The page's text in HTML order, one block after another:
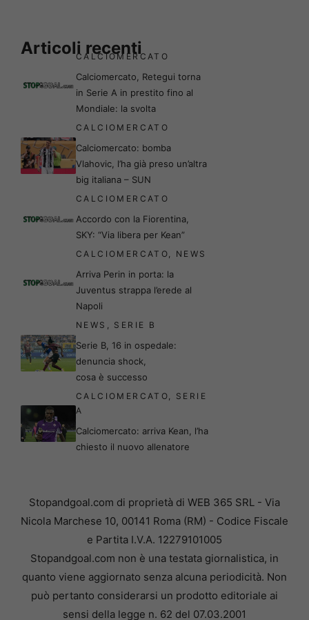
Articoli recenti
CALCIOMERCATO
Calciomercato, Retegui torna
in Serie A in prestito fino al
Mondiale: la svolta
CALCIOMERCATO
Calciomercato: bomba
Vlahovic, l’ha già preso un’altra
big italiana – SUN
CALCIOMERCATO
Accordo con la Fiorentina,
SKY: “Via libera per Kean”
CALCIOMERCATO, NEWS
Arriva Perin in porta: la
Juventus strappa l’erede al
Napoli
NEWS , SERIE B
Serie B, 16 in ospedale:
denuncia shock,
cosa è successo
CALCIOMERCATO, SERIE
A
Calciomercato: arriva Kean, l’ha
chiesto il nuovo allenatore
Stopandgoal.com di proprietà di WEB 365 SRL - Via
Nicola Marchese 10, 00141 Roma (RM) - Codice Fiscale
e Partita I.V.A. 12279101005
Stopandgoal.com non è una testata giornalistica, in
quanto viene aggiornato senza alcuna periodicità. Non
può pertanto considerarsi un prodotto editoriale ai
sensi della legge n. 62 del 07.03.2001